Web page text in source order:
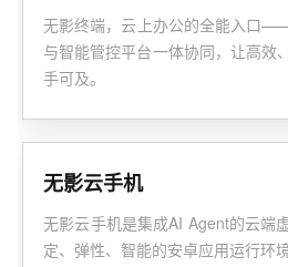
无影终端，云上办公的全能入口
与智能管控平台一体协同，让高效
手可及。
无影云手机
无影云手机是集成AI Agent的云端
定、弹性、智能的安卓应用运行环境